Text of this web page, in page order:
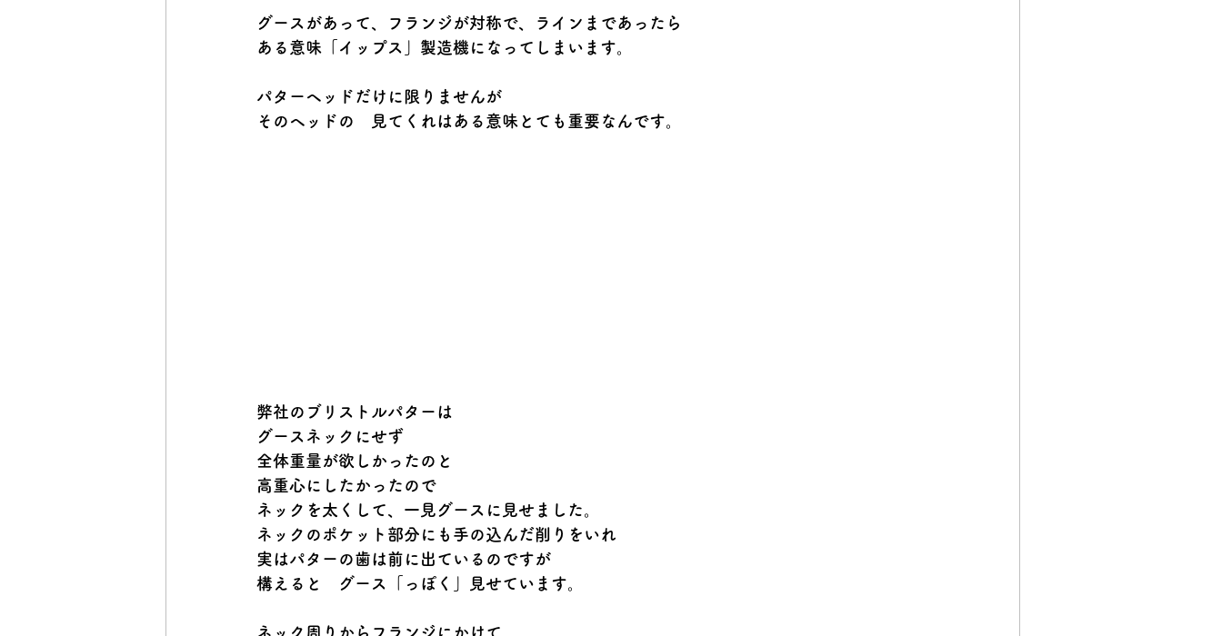
グースがあって、フランジが対称で、ラインまであったら
ある意味「イップス」製造機になってしまいます。
パターヘッドだけに限りませんが
そのヘッドの　見てくれはある意味とても重要なんです。
弊社のブリストルパターは
グースネックにせず
全体重量が欲しかったのと
高重心にしたかったので
ネックを太くして、一見グースに見せました。
ネックのポケット部分にも手の込んだ削りをいれ
実はパターの歯は前に出ているのですが
構えると　グース「っぽく」見せています。
ネック周りからフランジにかけて